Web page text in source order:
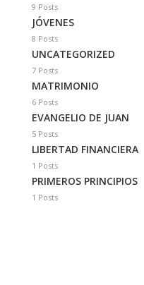
9 Posts
JÓVENES
8 Posts
UNCATEGORIZED
7 Posts
MATRIMONIO
6 Posts
EVANGELIO DE JUAN
5 Posts
LIBERTAD FINANCIERA
1 Posts
PRIMEROS PRINCIPIOS
1 Posts